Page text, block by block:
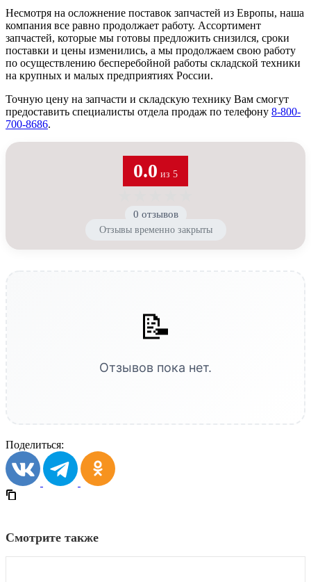
Несмотря на осложнение поставок запчастей из Европы, наша
компания все равно продолжает работу. Ассортимент
запчастей, которые мы готовы предложить снизился, сроки
поставки и цены изменились, а мы продолжаем свою работу
по осуществлению бесперебойной работы складской техники
на крупных и малых предприятиях России.
Точную цену на запчасти и складскую технику Вам смогут
предоставить специалисты отдела продаж по телефону 8-800-
700-8686.
0.0 из 5
0 отзывов
Отзывы временно закрыты
📝
Отзывов пока нет.
Поделиться:
Смотрите также